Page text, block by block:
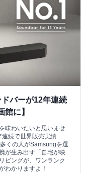
バーが12年連続
に】
味わいたいと思いませ
続で世界販売実績
くの人がSamsungを選
が生み出す「自宅が映
ビングが、ワンランク
わかりますよ！